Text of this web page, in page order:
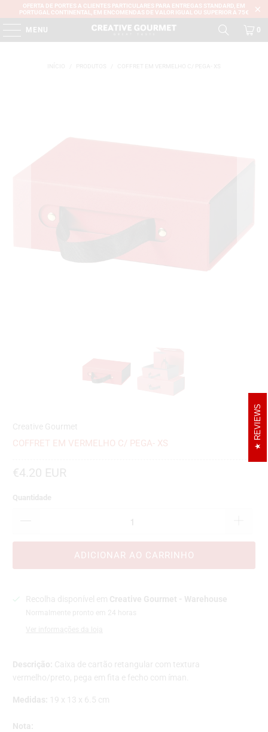
OFERTA DE PORTES A CLIENTES PARTICULARES PARA ENTREGAS STANDARD, EM
PORTUGAL CONTINENTAL, EM ENCOMENDAS DE VALOR IGUAL OU SUPERIOR A 75€
MENU 0
PRODUTOS COFFRET EM VERMELHO C/ PEGA- XS
Creative Gourmet
COFFRET EM VERMELHO C/ PEGA- XS
€4.20 EUR
Quantidade
ADICIONAR AO CARRINHO
Recolha disponível em Creative Gourmet - Warehouse
Normalmente pronto em 24 horas
Ver informações da loja
Descrição: Caixa de cartão retangular com textura
vermelho/preto, pega em fita e fecho com íman.
Medidas: 19 x 13 x 6.5 cm
Nota:
REVIEWS